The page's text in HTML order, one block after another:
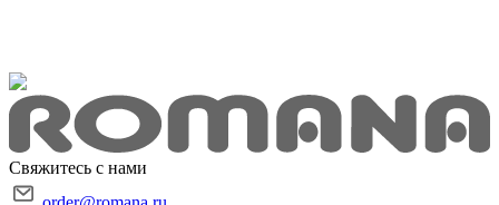
Свяжитесь с нами